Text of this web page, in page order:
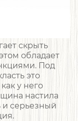
скрыть
обладает
Под
это
у него
настила
и серьезный